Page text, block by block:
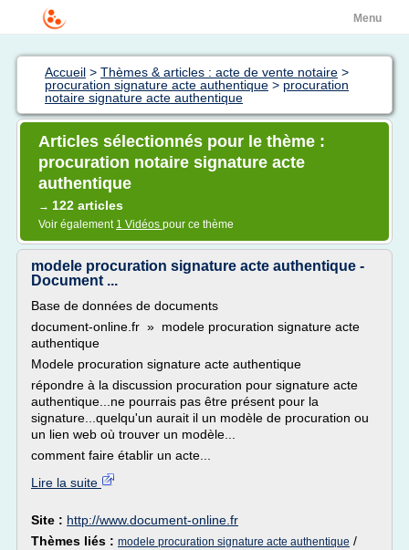
Menu
Accueil > Thèmes & articles : acte de vente notaire >
procuration signature acte authentique > procuration
notaire signature acte authentique
Articles sélectionnés pour le thème :
procuration notaire signature acte
authentique
→ 122 articles
Voir également 1 Vidéos pour ce thème
modele procuration signature acte authentique -
Document ...
Base de données de documents
document-online.fr » modele procuration signature acte
authentique
Modele procuration signature acte authentique
répondre à la discussion procuration pour signature acte
authentique...ne pourrais pas être présent pour la
signature...quelqu'un aurait il un modèle de procuration ou
un lien web où trouver un modèle...
comment faire établir un acte...
Lire la suite
Site : http://www.document-online.fr
Thèmes liés : modele procuration signature acte authentique /